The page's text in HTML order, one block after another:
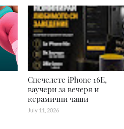
Спечелете iPhone 16E,
ваучери за вечеря и
керамични чаши
July 11, 2026